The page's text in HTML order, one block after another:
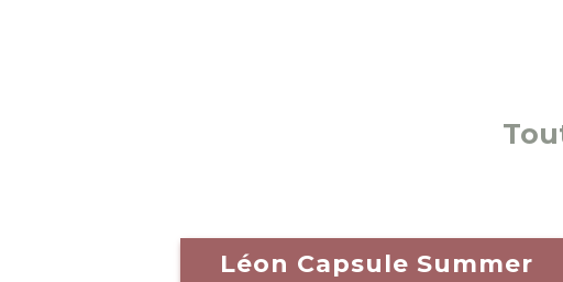
Léon Capsule Summer